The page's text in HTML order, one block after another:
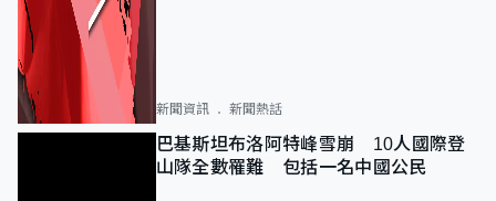
新聞資訊 新聞熱話
巴基斯坦布洛阿特峰雪崩 10人國際登
山隊全數罹難 包括一名中國公民